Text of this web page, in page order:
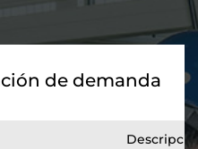
de demanda